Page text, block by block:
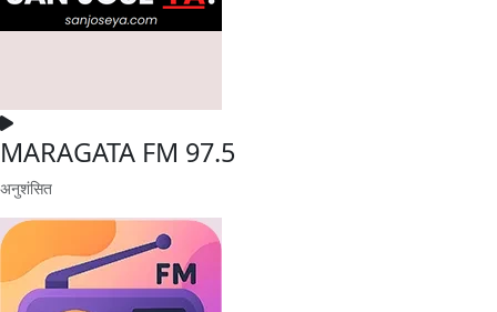
MARAGATA FM 97.5
अनुशंसित